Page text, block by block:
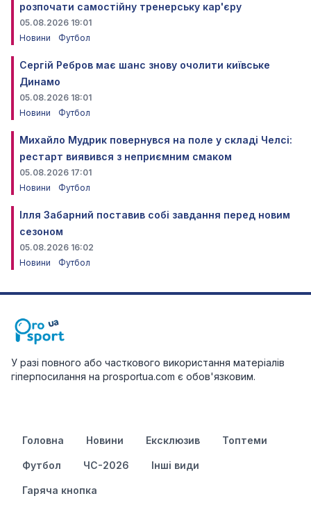
розпочати самостійну тренерську кар'єру
05.08.2026 19:01
Новини
Футбол
Сергій Ребров має шанс знову очолити київське
Динамо
05.08.2026 18:01
Новини
Футбол
Михайло Мудрик повернувся на поле у складі Челсі:
рестарт виявився з неприємним смаком
05.08.2026 17:01
Новини
Футбол
Ілля Забарний поставив собі завдання перед новим
сезоном
05.08.2026 16:02
Новини
Футбол
У разі повного або часткового використання матеріалів
гіперпосилання на prosportua.com є обов'язковим.
Головна Новини Ексклюзив Топтеми
Футбол ЧС-2026 Інші види
Гаряча кнопка